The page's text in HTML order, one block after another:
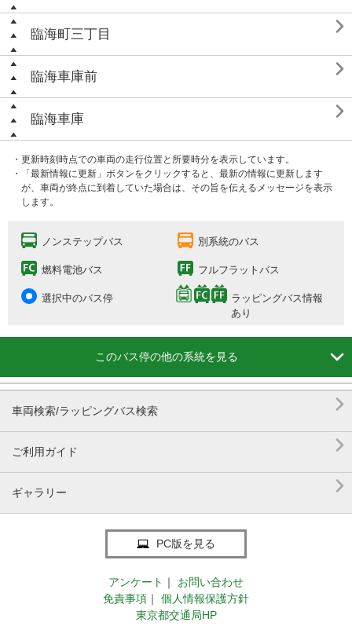
臨海町三丁目 
臨海車庫前 
臨海車庫 
・更新時刻時点での車両の走行位置と所要時分を表示しています。
・「最新情報に更新」ボタンをクリックすると、最新の情報に更新します
が、車両が終点に到着していた場合は、その旨を伝えるメッセージを表示
します。
ノンステップバス 別系統のバス
燃料電池バス フルフラットバス
選択中のバス停
ラッピングバス情報
あり
このバス停の他の系統を見る 
車両検索/ラッピングバス検索 
ご利用ガイド 
ギャラリー 
PC版を見る
アンケート ｜
お問い合わせ
免責事項 ｜
個人情報保護方針
東京都交通局HP